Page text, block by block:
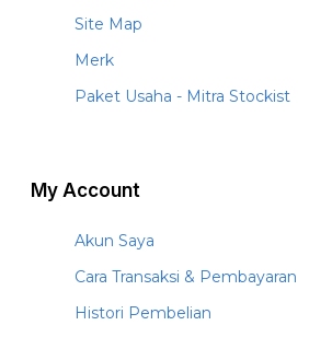
Site Map
Merk
Paket Usaha - Mitra Stockist
My Account
Akun Saya
Cara Transaksi & Pembayaran
Histori Pembelian